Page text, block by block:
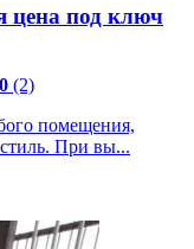
цена под ключ
(2)
помещения,
При вы...